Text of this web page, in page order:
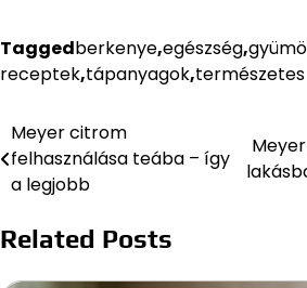
Taggedberkenye,egészség,
receptek,tápanyagok,természetes
Bejegyzés
navigáció
Meyer citrom
felhasználása teába – így
a legjobb
Related Posts